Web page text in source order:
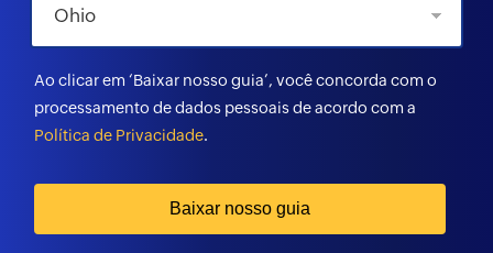
Ao clicar em ‘Baixar nosso guia’, você concorda com o
processamento de dados pessoais de acordo com a
Política de Privacidade.
Baixar nosso guia